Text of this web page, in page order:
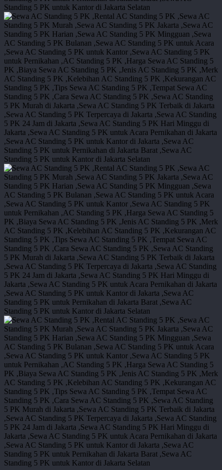
sewa
ac
standing-
199
sewa
ac
standing-
200
sewa
ac
standing-
201